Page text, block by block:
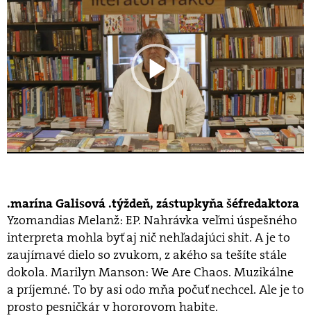
marína Galisová .týždeň, zástupkyňa šéfredaktora
Yzomandias Melanž: EP. Nahrávka veľmi úspešného
interpreta mohla byť aj nič nehľadajúci shit. A je to
zaujímavé dielo so zvukom, z akého sa tešíte stále
dokola. Marilyn Manson: We Are Chaos. Muzikálne
a príjemné. To by asi odo mňa počuť nechcel. Ale je to
prosto pesničkár v hororovom habite.